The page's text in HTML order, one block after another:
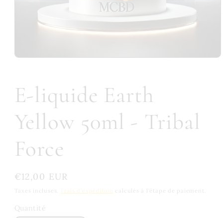
E-liquide Earth
Yellow 50ml - Tribal
Force
Prix
habituel
€12,00 EUR
Taxes incluses. Frais d'expédition calculés à l'étape de paiement.
Quantité
Quantité